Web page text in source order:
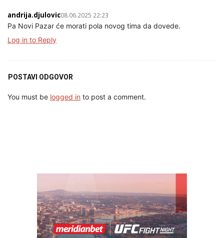
andrija.djulovic08.06.2025 22:23
Pa Novi Pazar će morati pola novog tima da dovede.
Log in to Reply
POSTAVI ODGOVOR
You must be logged in to post a comment.